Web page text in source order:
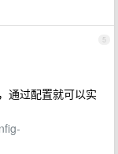
5
通过配置就可以实